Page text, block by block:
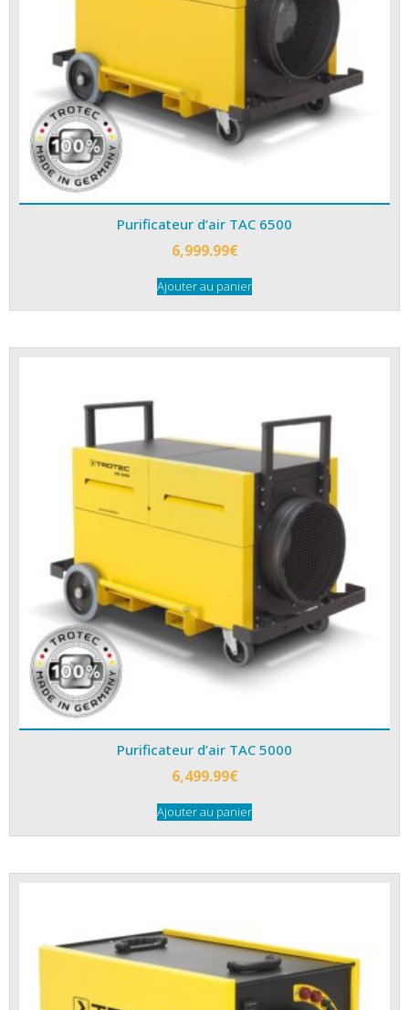
Purificateur d’air TAC 6500
6,999.99€
Ajouter au panier
Purificateur d’air TAC 5000
6,499.99€
Ajouter au panier